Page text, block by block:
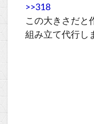
>>318
この大きさだと
組み立て代行し